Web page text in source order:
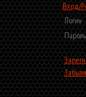
Вход/
Логин
Пароль